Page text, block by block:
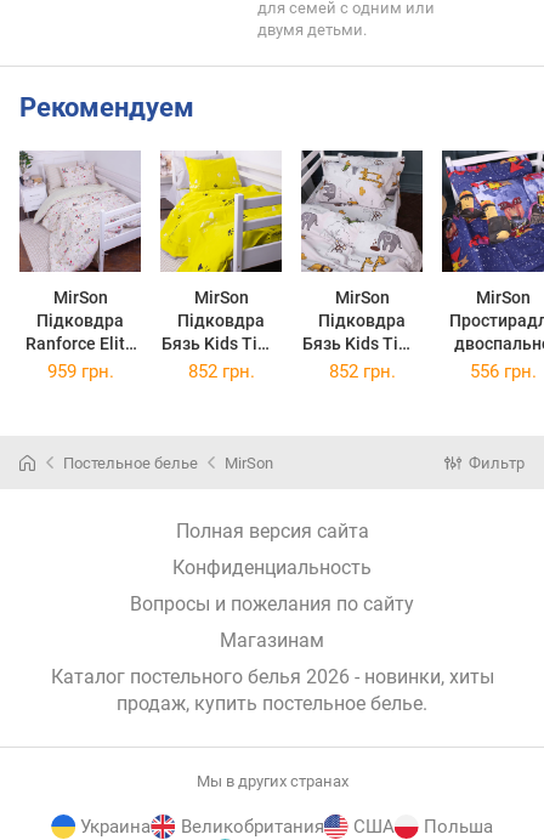
для семей с одним или
двумя детьми.
Рекомендуем
MirSon
Підковдра
Ranforce Elite
Kids Time 19-
MirSon
Підковдра
Бязь Kids Time
19-0785
MirSon
Підковдра
Бязь Kids Time
17-0132 Lion
MirSon
180x220 см
959 грн. 852 грн. 852 грн. 556 грн.
Постельное белье MirSon Фильтр
Полная версия сайта
Конфиденциальность
Вопросы и пожелания по сайту
Магазинам
Каталог постельного белья 2026 - новинки, хиты
продаж, купить постельное белье.
Мы в других странах
Украина Великобритания США Польша